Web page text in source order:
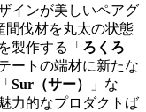
インが美しいペアグ
間伐材を丸太の状態
製作する「 ろくろ
ートの端材に新たな
Sur（サー）
」な
力的なプロダクトば